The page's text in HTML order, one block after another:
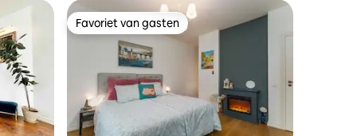
Favoriet van gasten
Favoriet van gasten